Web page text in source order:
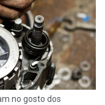
no gosto dos